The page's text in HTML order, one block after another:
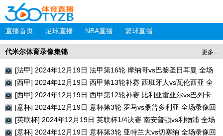
直播首页 足球直播 NBA直播 篮球直播
更多...
代米尔体育录像集锦
[法甲] 2024年12月19日 法甲第16轮 摩纳哥vs巴黎圣日耳曼 全场
录像回放
[西甲] 2024年12月19日 西甲第13轮补赛 西班牙人vs瓦伦西亚 全
场录像回放
[西甲] 2024年12月19日 西甲第12轮补赛 比利亚雷亚尔vs巴列卡
诺 全场录像回放
[意杯] 2024年12月19日 意杯第3轮 罗马vs桑普多利亚 全场录像回
放
[英联杯] 2024年12月19日 英联杯1/4决赛 南安普顿vs利物浦 全场
录像回放
[意杯] 2024年12月19日 意杯第3轮 亚特兰大vs切塞纳 全场录像回